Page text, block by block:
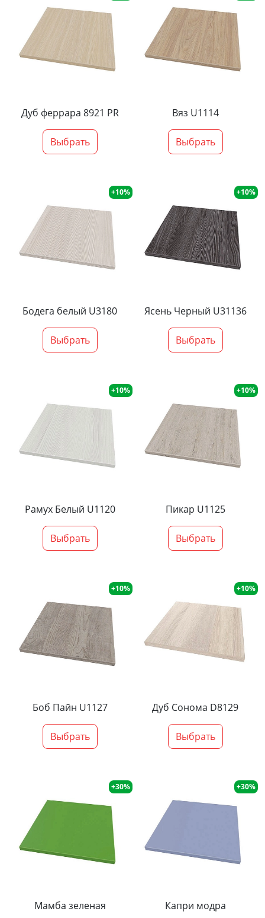
Дуб феррара 8921 PR
Выбрать
Вяз U1114
Выбрать
+10%
Бодега белый U3180
Выбрать
+10%
Ясень Черный U31136
Выбрать
+10%
Рамух Белый U1120
Выбрать
+10%
Пикар U1125
Выбрать
+10%
Боб Пайн U1127
Выбрать
+10%
Дуб Сонома D8129
Выбрать
+30%
Мамба зеленая
+30%
Капри модра